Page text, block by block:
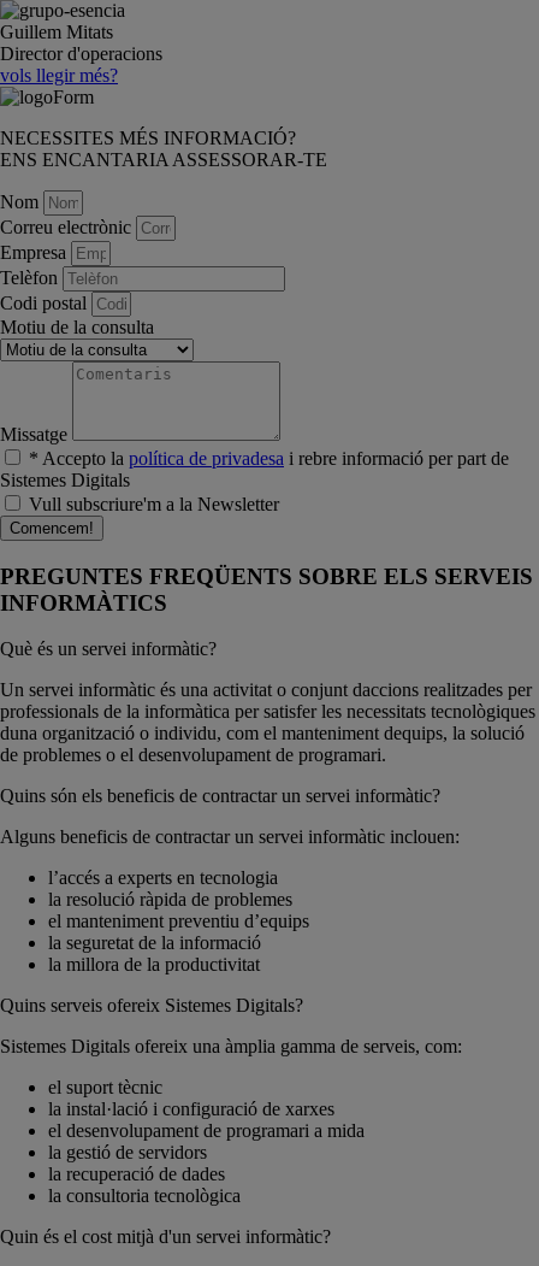
Guillem Mitats
Director d'operacions
vols llegir més?
NECESSITES MÉS INFORMACIÓ?
ENS ENCANTARIA ASSESSORAR-TE
Nom
Correu electrònic
Empresa
Telèfon
Codi postal
Motiu de la consulta
Missatge
* Accepto la política de privadesa i rebre informació per part de
Sistemes Digitals
Vull subscriure'm a la Newsletter
Comencem!
PREGUNTES FREQÜENTS SOBRE ELS SERVEIS
INFORMÀTICS
Què és un servei informàtic?
Un servei informàtic és una activitat o conjunt daccions realitzades per
professionals de la informàtica per satisfer les necessitats tecnològiques
duna organització o individu, com el manteniment dequips, la solució
de problemes o el desenvolupament de programari.
Quins són els beneficis de contractar un servei informàtic?
Alguns beneficis de contractar un servei informàtic inclouen:
l’accés a experts en tecnologia
la resolució ràpida de problemes
el manteniment preventiu d’equips
la seguretat de la informació
la millora de la productivitat
Quins serveis ofereix Sistemes Digitals?
Sistemes Digitals ofereix una àmplia gamma de serveis, com:
el suport tècnic
la instal·lació i configuració de xarxes
el desenvolupament de programari a mida
la gestió de servidors
la recuperació de dades
la consultoria tecnològica
Quin és el cost mitjà d'un servei informàtic?